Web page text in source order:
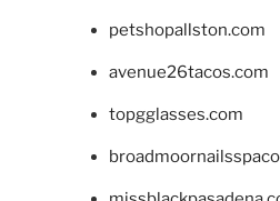
petshopallston.com
avenue26tacos.com
topgglasses.com